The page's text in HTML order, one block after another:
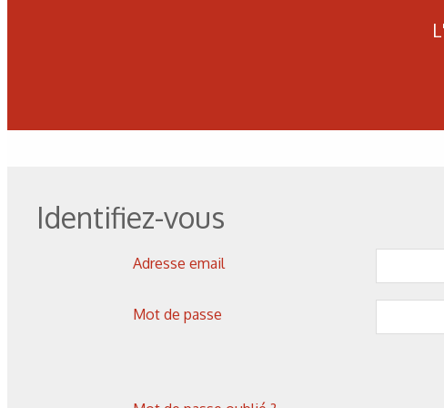
Identifiez-vous
Adresse email
Mot de passe